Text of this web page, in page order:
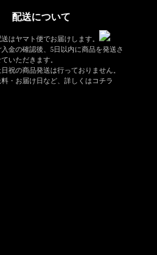
配送について
送はヤマト便でお届けします。
入金の確認後、5日以内に商品を発送さ
いただきます。
日祝の商品発送は行っておりません。
料・お届け日など、 詳しくはコチラ